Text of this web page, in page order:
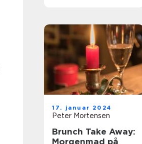
17. januar 2024
Peter Mortensen
Brunch Take Away:
Morgenmad på